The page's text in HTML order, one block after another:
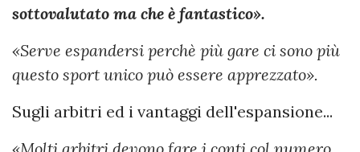
sottovalutato ma che è fantastico».
«Serve espandersi perchè più gare ci sono più
questo sport unico può essere apprezzato».
Sugli arbitri ed i vantaggi dell'espansione...